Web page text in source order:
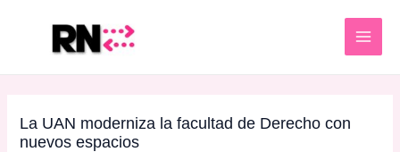
La UAN moderniza la facultad de Derecho con
nuevos espacios
navigation